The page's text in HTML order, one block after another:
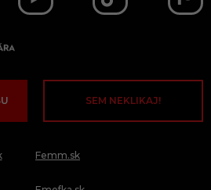
SEM NEKLIKAJ!
Femm.sk